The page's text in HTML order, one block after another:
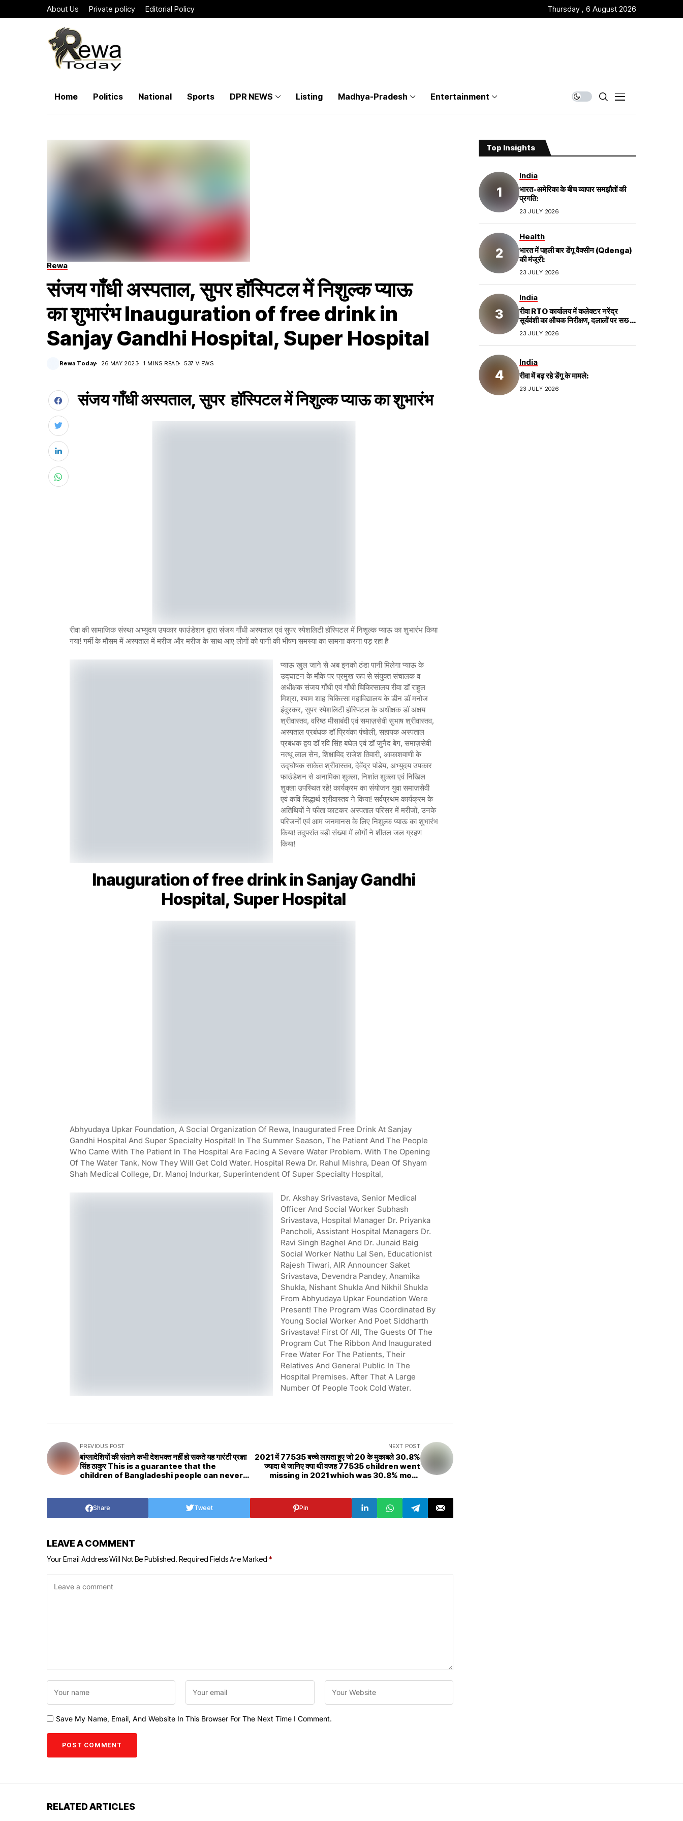
About Us Private policy Editorial Policy Thursday , 6 August 2026
Home Politics National Sports DPR NEWS Listing Madhya-Pradesh Entertainment
Rewa
संजय गाँधी अस्पताल, सुपर हॉस्पिटल में निशुल्क प्याऊ
का शुभारंभ Inauguration of free drink in
Sanjay Gandhi Hospital, Super Hospital
Rewa Today 26 MAY 2023 1 MINS READ 537 VIEWS
संजय गाँधी अस्पताल, सुपर हॉस्पिटल में निशुल्क प्याऊ का शुभारंभ
रीवा की सामाजिक संस्था अभ्युदय उपकार फाउंडेशन द्वारा संजय गाँधी अस्पताल एवं सुपर स्पेशलिटी हॉस्पिटल में निशुल्क प्याऊ का शुभारंभ किया
गया! गर्मी के मौसम में अस्पताल में मरीज और मरीज के साथ आए लोगों को पानी की भीषण समस्या का सामना करना पड़ रहा है
प्याऊ खुल जाने से अब इनको ठंडा पानी मिलेगा प्याऊ के
उद्घाटन के मौके पर प्रमुख रूप से संयुक्त संचालक व
अधीक्षक संजय गाँधी एवं गाँधी चिकित्सालय रीवा डॉ राहुल
मिश्रा, श्याम शाह चिकित्सा महाविद्यालय के डीन डॉ मनोज
इंदुरकर, सुपर स्पेशलिटी हॉस्पिटल के अधीक्षक डॉ अक्षय
श्रीवास्तव, वरिष्ठ मीसाबंदी एवं समाज़सेवी सुभाष श्रीवास्तव,
अस्पताल प्रबंधक डॉ प्रियंका पंचोली, सहायक अस्पताल
प्रबंधक द्वय डॉ रवि सिंह बघेल एवं डॉ जुनैद बेग, समाज़सेवी
नत्थू लाल सेन, शिक्षाविद राजेश तिवारी, आकाशवाणी के
उद्घोषक साकेत श्रीवास्तव, देवेंद्र पांडेय, अभ्युदय उपकार
फाउंडेशन से अनामिका शुक्ला, निशांत शुक्ला एवं निखिल
शुक्ला उपस्थित रहे! कार्यक्रम का संयोजन युवा समाज़सेवी
एवं कवि सिद्धार्थ श्रीवास्तव ने किया! सर्वप्रथम कार्यक्रम के
अतिथियों ने फीता काटकर अस्पताल परिसर में मरीजों, उनके
परिजनों एवं आम जनमानस के लिए निशुल्क प्याऊ का शुभारंभ
किया! तदुपरांत बड़ी संख्या में लोगों ने शीतल जल ग्रहण
किया!
Inauguration of free drink in Sanjay Gandhi
Hospital, Super Hospital
Abhyudaya Upkar Foundation, A Social Organization Of Rewa, Inaugurated Free Drink At Sanjay
Gandhi Hospital And Super Specialty Hospital! In The Summer Season, The Patient And The People
Who Came With The Patient In The Hospital Are Facing A Severe Water Problem. With The Opening
Of The Water Tank, Now They Will Get Cold Water. Hospital Rewa Dr. Rahul Mishra, Dean Of Shyam
Shah Medical College, Dr. Manoj Indurkar, Superintendent Of Super Specialty Hospital,
Dr. Akshay Srivastava, Senior Medical
Officer And Social Worker Subhash
Srivastava, Hospital Manager Dr. Priyanka
Pancholi, Assistant Hospital Managers Dr.
Ravi Singh Baghel And Dr. Junaid Baig
Social Worker Nathu Lal Sen, Educationist
Rajesh Tiwari, AIR Announcer Saket
Srivastava, Devendra Pandey, Anamika
Shukla, Nishant Shukla And Nikhil Shukla
From Abhyudaya Upkar Foundation Were
Present! The Program Was Coordinated By
Young Social Worker And Poet Siddharth
Srivastava! First Of All, The Guests Of The
Program Cut The Ribbon And Inaugurated
Free Water For The Patients, Their
Relatives And General Public In The
Hospital Premises. After That A Large
Number Of People Took Cold Water.
PREVIOUS POST
बांग्लादेशियों की संताने कभी देशभक्त नहीं हो सकते यह गारंटी प्रज्ञा
सिंह ठाकुर This is a guarantee that the
children of Bangladeshi people can never
NEXT POST
2021 में 77535 बच्चे लापता हुए जो 20 के मुकाबले 30.8%
ज्यादा थे जानिए क्या थी वजह 77535 children went
missing in 2021 which was 30.8% more
Share Tweet Pin
LEAVE A COMMENT
Your Email Address Will Not Be Published. Required Fields Are Marked *
Save My Name, Email, And Website In This Browser For The Next Time I Comment.
Top Insights
India
भारत-अमेरिका के बीच व्यापार समझौतों की
प्रगति:
23 JULY 2026
Health
भारत में पहली बार डेंगू वैक्सीन (Qdenga)
की मंजूरी:
23 JULY 2026
India
रीवा RTO कार्यालय में कलेक्टर नरेंद्र
सूर्यवंशी का औचक निरीक्षण, दलालों पर सख्त
कार्रवाई;
23 JULY 2026
India
रीवा में बढ़ रहे डेंगू के मामले:
23 JULY 2026
RELATED ARTICLES